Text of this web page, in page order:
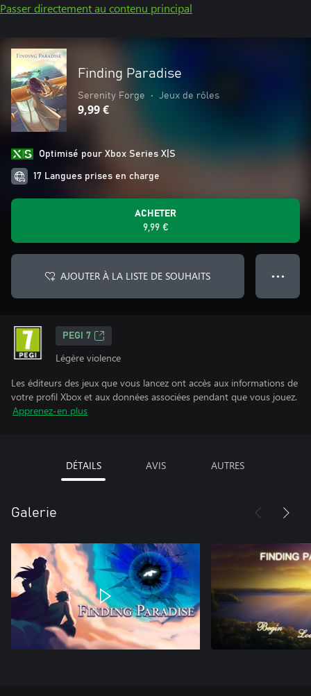
Passer directement au contenu principal
Finding Paradise
Serenity Forge • Jeux de rôles
9,99 €
Optimisé pour Xbox Series X|S
17 Langues prises en charge
ACHETER
9,99 €
AJOUTER À LA LISTE DE SOUHAITS ● ● ●
PEGI 7
Légère violence
Les éditeurs des jeux que vous lancez ont accès aux informations de
votre profil Xbox et aux données associées pendant que vous jouez.
Apprenez-en plus
DÉTAILS AVIS AUTRES
Galerie